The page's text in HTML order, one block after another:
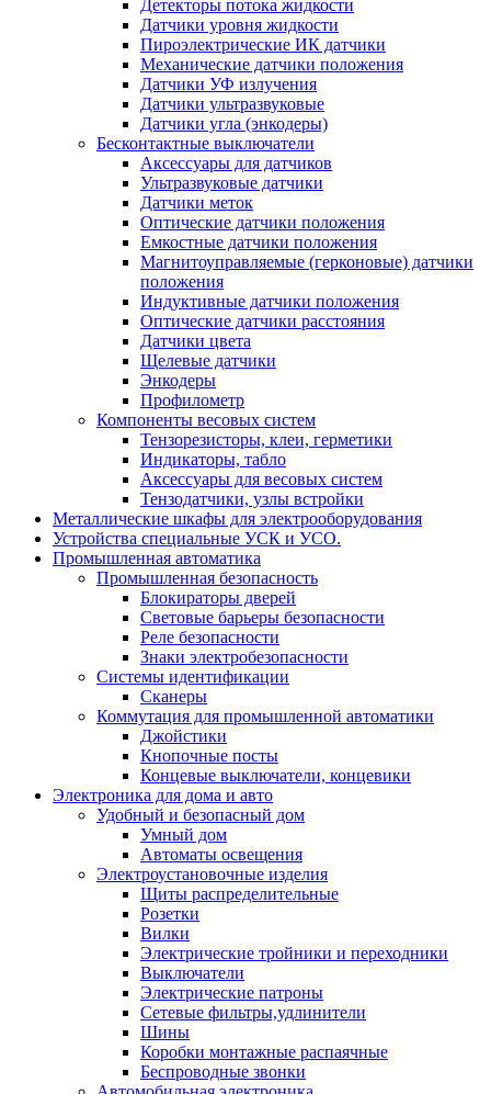
Детекторы потока жидкости
Датчики уровня жидкости
Пироэлектрические ИК датчики
Механические датчики положения
Датчики УФ излучения
Датчики ультразвуковые
Датчики угла (энкодеры)
Бесконтактные выключатели
Аксессуары для датчиков
Ультразвуковые датчики
Датчики меток
Оптические датчики положения
Емкостные датчики положения
Магнитоуправляемые (герконовые) датчики
положения
Индуктивные датчики положения
Оптические датчики расстояния
Датчики цвета
Щелевые датчики
Энкодеры
Профилометр
Компоненты весовых систем
Тензорезисторы, клеи, герметики
Индикаторы, табло
Аксессуары для весовых систем
Тензодатчики, узлы встройки
Металлические шкафы для электрооборудования
Устройства специальные УСК и УСО.
Промышленная автоматика
Промышленная безопасность
Блокираторы дверей
Световые барьеры безопасности
Реле безопасности
Знаки электробезопасности
Системы идентификации
Сканеры
Коммутация для промышленной автоматики
Джойстики
Кнопочные посты
Концевые выключатели, концевики
Электроника для дома и авто
Удобный и безопасный дом
Умный дом
Автоматы освещения
Электроустановочные изделия
Щиты распределительные
Розетки
Вилки
Электрические тройники и переходники
Выключатели
Электрические патроны
Сетевые фильтры,удлинители
Шины
Коробки монтажные распаячные
Беспроводные звонки